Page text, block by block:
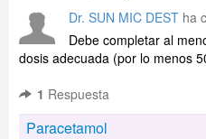
Dr. SUN MIC DEST ha
Debe completar al
dosis adecuada (por lo menos
1 Respuesta
Paracetamol